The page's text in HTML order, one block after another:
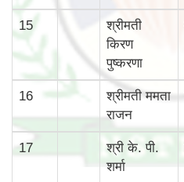
15
श्रीमती
किरण
पुष्करणा
16
श्रीमती ममता
राजन
17
श्री के. पी.
शर्मा